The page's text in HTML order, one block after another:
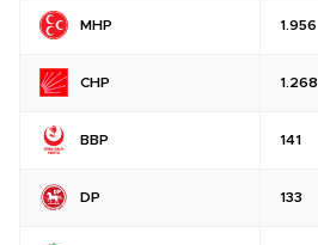
MHP 1.956
CHP 1.268
BBP 141
DP 133